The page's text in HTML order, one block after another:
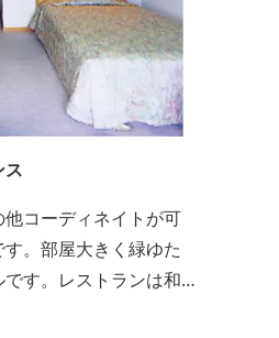
ス
コーディネイトが可
。部屋大きく緑ゆた
す。レストランは和
ス料理（フルコー